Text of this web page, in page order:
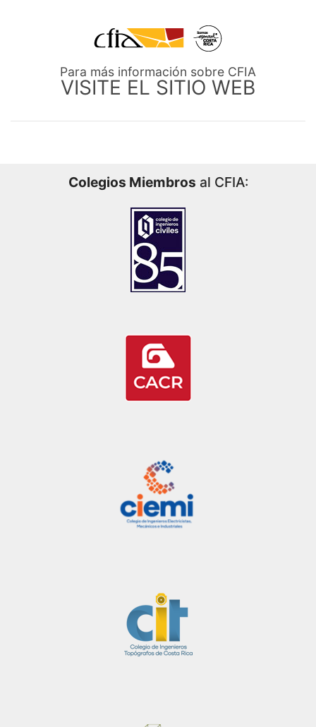
Para más información sobre CFIA
VISITE EL SITIO WEB
Colegios Miembros al CFIA: